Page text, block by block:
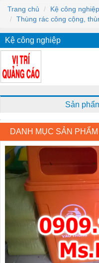
Trang chủ
Kệ công nghiệp
Thùng rác công cộng,
Kệ công nghiệp
Sản
DANH MỤC SẢN PHẨM